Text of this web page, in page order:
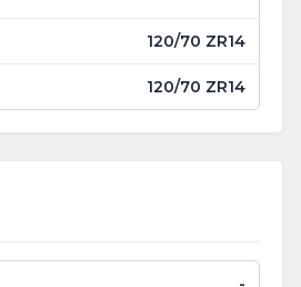
120/70 ZR14
120/70 ZR14